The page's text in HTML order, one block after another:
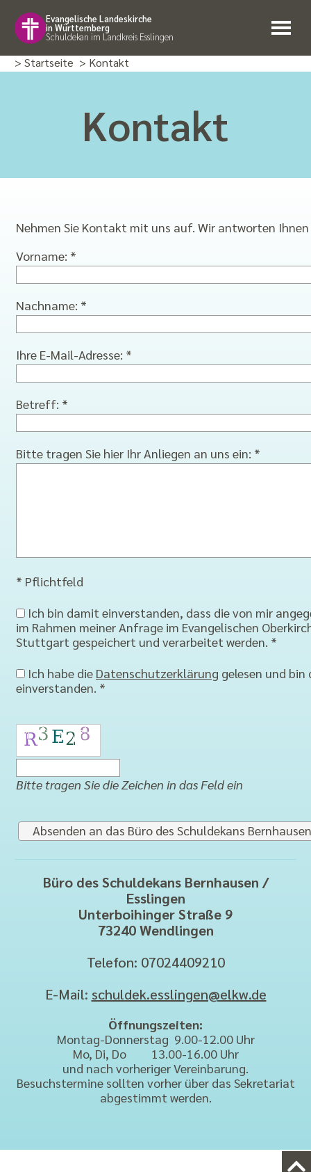
Evangelische Landeskirche
in Württemberg
Schuldekan im Landkreis Esslingen
> Startseite > Kontakt
Kontakt
Nehmen Sie Kontakt mit uns auf. Wir antworten Ihnen
Vorname: *
Nachname: *
Ihre E-Mail-Adresse: *
Betreff: *
Bitte tragen Sie hier Ihr Anliegen an uns ein: *
* Pflichtfeld
Ich bin damit einverstanden, dass die von mir
im Rahmen meiner Anfrage im Evangelischen
Stuttgart gespeichert und verarbeitet werden. *
Ich habe die Datenschutzerklärung gelesen und
einverstanden. *
Bitte tragen Sie die Zeichen in das Feld ein
Büro des Schuldekans Bernhausen /
Esslingen
Unterboihinger Straße 9
73240 Wendlingen
Telefon: 07024409210
E-Mail: schuldek.esslingen@elkw.de
Öffnungszeiten:
Montag-Donnerstag 9.00-12.00 Uhr
Mo, Di, Do 13.00-16.00 Uhr
und nach vorheriger Vereinbarung.
Besuchstermine sollten vorher über das Sekretariat
abgestimmt werden.